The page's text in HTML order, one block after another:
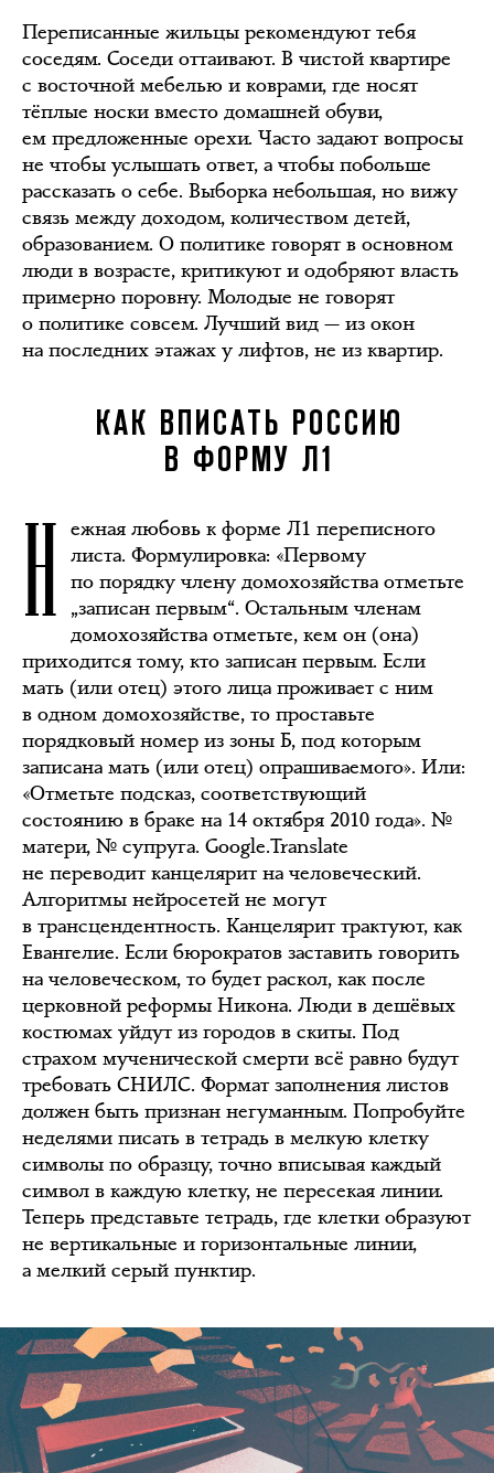
Переписанные жильцы рекомендуют тебя
соседям. Соседи оттаивают. В чистой квартире
с восточной мебелью и коврами, где носят
тёплые носки вместо домашней обуви,
ем предложенные орехи. Часто задают вопросы
не чтобы услышать ответ, а чтобы побольше
рассказать о себе. Выборка небольшая, но вижу
связь между доходом, количеством детей,
образованием. О политике говорят в основном
люди в возрасте, критикуют и одобряют власть
примерно поровну. Молодые не говорят
о политике совсем. Лучший вид — из окон
на последних этажах у лифтов, не из квартир.
КАК ВПИСАТЬ РОССИЮ
В ФОРМУ Л1
Н ежная любовь к форме Л1 переписного
листа. Формулировка: «Первому
по порядку члену домохозяйства отметьте
„записан первым“. Остальным членам
домохозяйства отметьте, кем он (она)
приходится тому, кто записан первым. Если
мать (или отец) этого лица проживает с ним
в одном домохозяйстве, то проставьте
порядковый номер из зоны Б, под которым
записана мать (или отец) опрашиваемого». Или:
«Отметьте подсказ, соответствующий
состоянию в браке на 14 октября 2010 года». №
матери, № супруга. Google.Translate
не переводит канцелярит на человеческий.
Алгоритмы нейросетей не могут
в трансцендентность. Канцелярит трактуют, как
Евангелие. Если бюрократов заставить говорить
на человеческом, то будет раскол, как после
церковной реформы Никона. Люди в дешёвых
костюмах уйдут из городов в скиты. Под
страхом мученической смерти всё равно будут
требовать СНИЛС. Формат заполнения листов
должен быть признан негуманным. Попробуйте
неделями писать в тетрадь в мелкую клетку
символы по образцу, точно вписывая каждый
символ в каждую клетку, не пересекая линии.
Теперь представьте тетрадь, где клетки образуют
не вертикальные и горизонтальные линии,
а мелкий серый пунктир.